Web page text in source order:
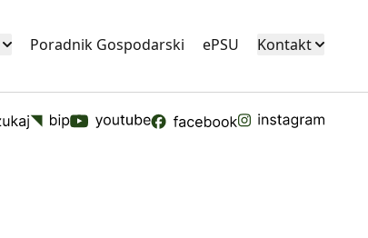
Poradnik Gospodarski ePSU Kontakt